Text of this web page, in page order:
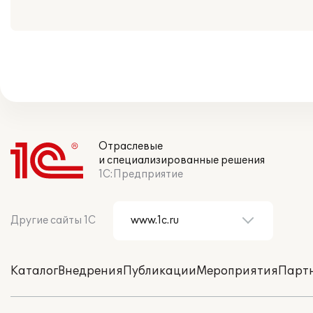
Отраслевые
и специализированные решения
1С:Предприятие
Другие сайты 1С
КаталогВнедренияПубликацииМероприятия